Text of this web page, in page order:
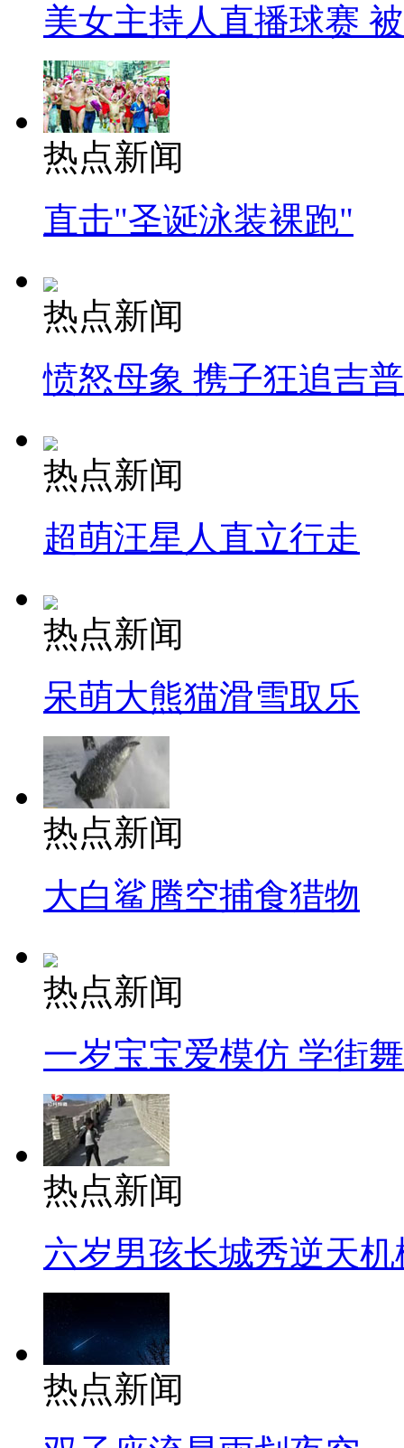
美女主持人直播球赛
热点新闻
直击"圣诞泳装裸跑"
热点新闻
愤怒母象 携子狂追吉
热点新闻
超萌汪星人直立行走
热点新闻
呆萌大熊猫滑雪取乐
热点新闻
大白鲨腾空捕食猎物
热点新闻
一岁宝宝爱模仿 学街
热点新闻
六岁男孩长城秀逆天机
热点新闻